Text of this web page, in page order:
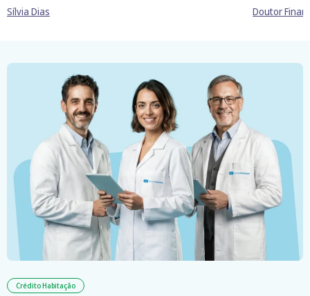
Sílvia Dias Doutor
Crédito Habitação